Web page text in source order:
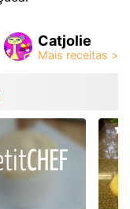
Catjolie